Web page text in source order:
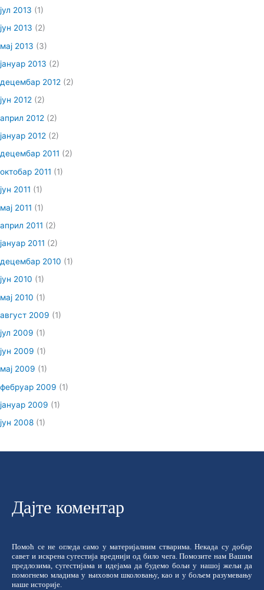
јул 2013 (1)
јун 2013 (2)
мај 2013 (3)
јануар 2013 (2)
децембар 2012 (2)
јун 2012 (2)
април 2012 (2)
јануар 2012 (2)
децембар 2011 (2)
октобар 2011 (1)
јун 2011 (1)
мај 2011 (1)
април 2011 (2)
јануар 2011 (2)
децембар 2010 (1)
јун 2010 (1)
мај 2010 (1)
август 2009 (1)
јул 2009 (1)
јун 2009 (1)
мај 2009 (1)
фебруар 2009 (1)
јануар 2009 (1)
јун 2008 (1)
Дајте коментар
Помоћ се не огледа само у материјалним стварима. Некада су добар
савет и искрена сугестија вреднији од било чега. Помозите нам Вашим
предлозима, сугестијама и идејама да будемо бољи у нашој жељи да
помогнемо младима у њиховом школовању, као и у бољем разумевању
наше историје.